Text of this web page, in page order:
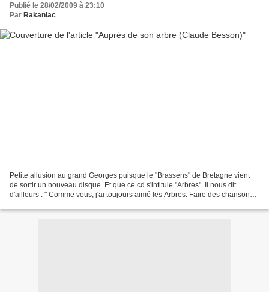
Publié le 28/02/2009 à 23:10
Par Rakaniac
Petite allusion au grand Georges puisque le "Brassens" de Bretagne vient
de sortir un nouveau disque. Et que ce cd s'intitule "Arbres". Il nous dit
d'ailleurs : " Comme vous, j'ai toujours aimé les Arbres. Faire des chansons